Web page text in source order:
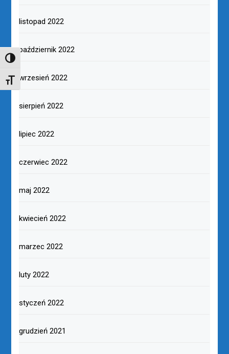
TOGGLE HIGH CONTRAST
TOGGLE FONT SIZE
listopad 2022
październik 2022
wrzesień 2022
sierpień 2022
lipiec 2022
czerwiec 2022
maj 2022
kwiecień 2022
marzec 2022
luty 2022
styczeń 2022
grudzień 2021